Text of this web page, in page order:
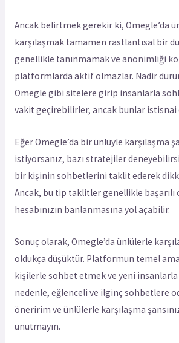
Ancak belirtmek gerekir ki, Omegle’da
karşılaşmak tamamen rastlantısal bir
genellikle tanınmamak ve anonimliği
platformlarda aktif olmazlar. Nadir
Omegle gibi sitelere girip insanlarla
vakit geçirebilirler, ancak bunlar istisnai
Eğer Omegle’da bir ünlüyle karşılaşma
istiyorsanız, bazı stratejiler
bir kişinin sohbetlerini taklit ederek
Ancak, bu tip taklitler genellikle
hesabınızın banlanmasına yol açabilir.
Sonuç olarak, Omegle’da ünlülerle
oldukça düşüktür. Platformun temel
kişilerle sohbet etmek ve yeni insanlarla
nedenle, eğlenceli ve ilginç sohbetlere
öneririm ve ünlülerle karşılaşma
unutmayın.